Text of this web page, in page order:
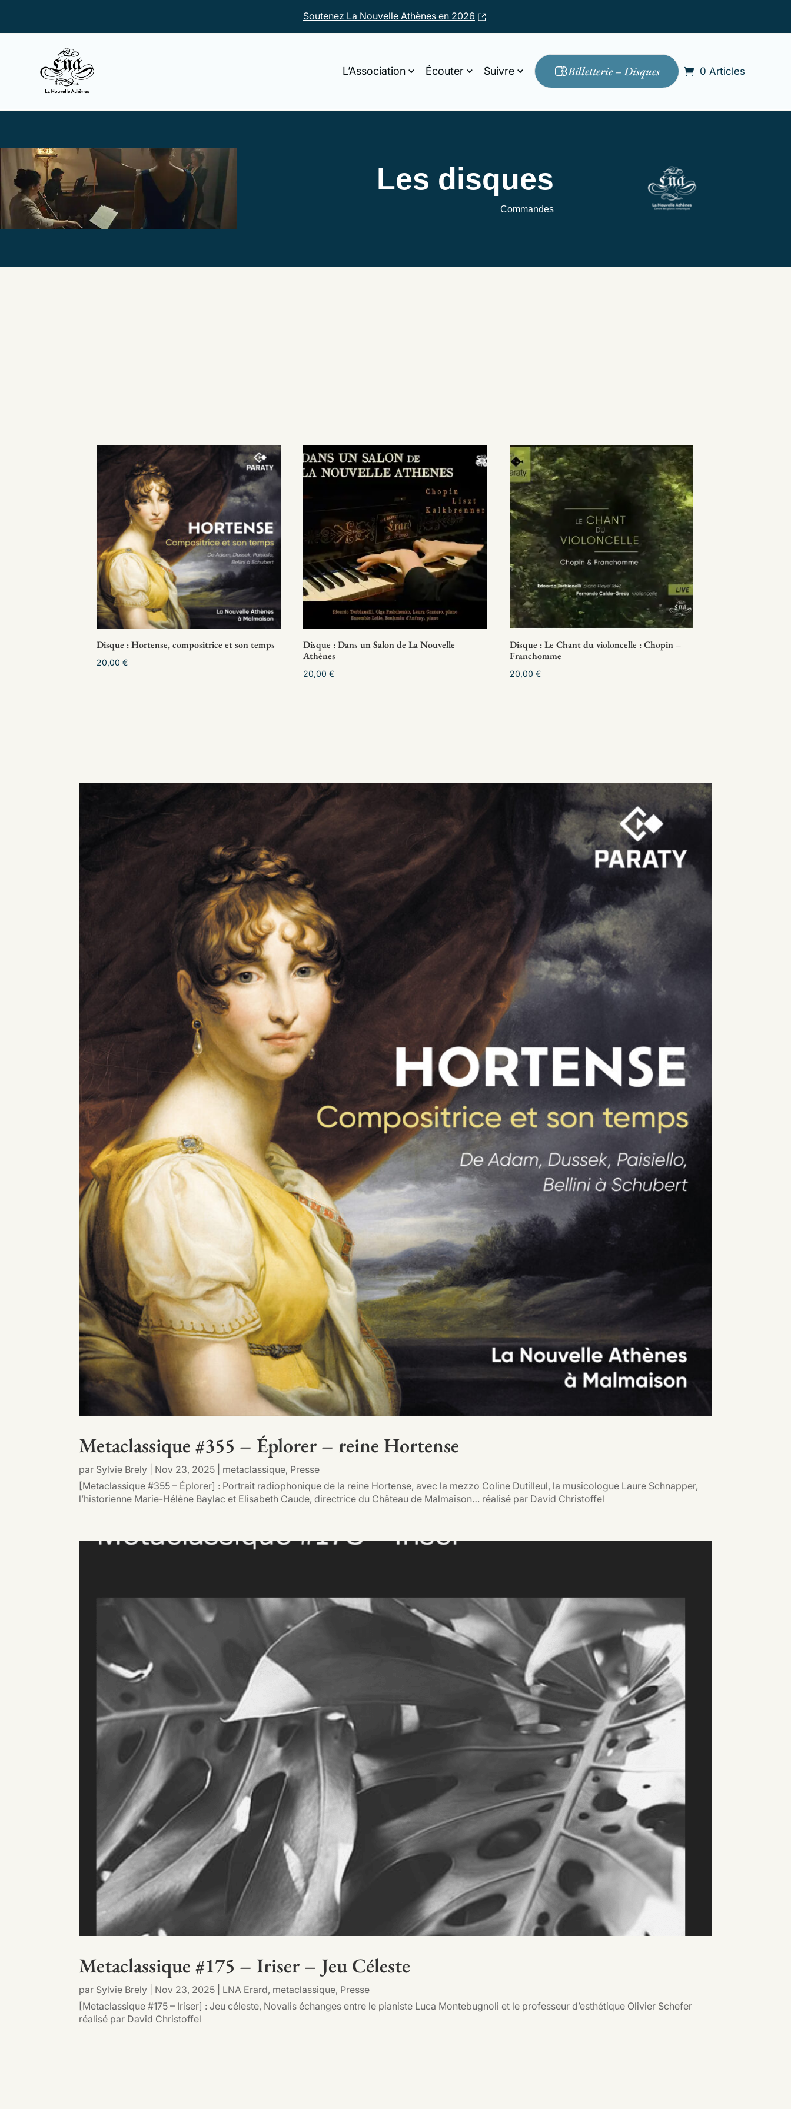
Soutenez La Nouvelle Athènes en 2026
L’Association Écouter Suivre Billetterie – Disques 0 Articles
Les disques
Commandes
Disque : Hortense, compositrice et son temps
20,00€
Disque : Dans un Salon de La Nouvelle
Athènes
20,00€
Disque : Le Chant du violoncelle : Chopin –
Franchomme
20,00 €
Metaclassique #355 – Éplorer – reine Hortense
par Sylvie Brely Nov 23, 2025 metaclassique, Presse
[Metaclassique #355 – Éplorer] : Portrait radiophonique de la reine Hortense, avec la mezzo Coline Dutilleul, la musicologue Laure Schnapper,
l’historienne Marie-Hélène Baylac et Elisabeth Caude, directrice du Château de Malmaison… réalisé par David Christoffel
Metaclassique #175 – Iriser – Jeu Céleste
par Sylvie Brely Nov 23, 2025 LNA Erard, metaclassique, Presse
[Metaclassique #175 – Iriser] : Jeu céleste, Novalis échanges entre le pianiste Luca Montebugnoli et le professeur d’esthétique Olivier Schefer
réalisé par David Christoffel